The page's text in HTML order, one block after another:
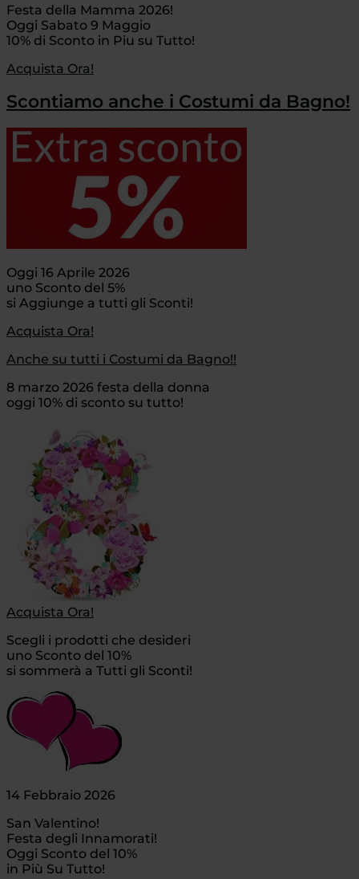
Festa della Mamma 2026!
Oggi Sabato 9 Maggio
10% di Sconto in Piu su Tutto!
Acquista Ora!
Scontiamo anche i Costumi da Bagno!
Oggi 16 Aprile 2026
uno Sconto del 5%
si Aggiunge a tutti gli Sconti!
Acquista Ora!
Anche su tutti i Costumi da Bagno!!
8 marzo 2026 festa della donna
oggi 10% di sconto su tutto!
Acquista Ora!
Scegli i prodotti che desideri
uno Sconto del 10%
si sommerà a Tutti gli Sconti!
14 Febbraio 2026
San Valentino!
Festa degli Innamorati!
Oggi Sconto del 10%
in Più Su Tutto!